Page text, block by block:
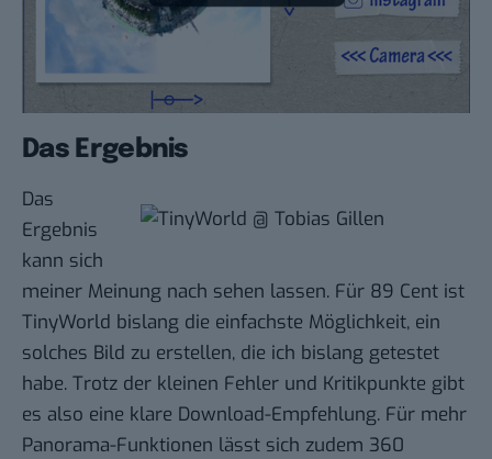
Das Ergebnis
Das
Ergebnis
kann sich
meiner Meinung nach sehen lassen. Für 89 Cent ist
TinyWorld bislang die einfachste Möglichkeit, ein
solches Bild zu erstellen, die ich bislang getestet
habe. Trotz der kleinen Fehler und Kritikpunkte gibt
es also eine klare Download-Empfehlung. Für mehr
Panorama-Funktionen lässt sich zudem 360